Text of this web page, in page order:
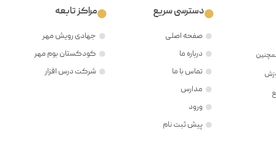
دسترسی سریع
صفحه اصلی
درباره ما
تماس با ما
مدارس
ورود
پیش ثبت نام
مراکز تابعه
جهادی رویش مهر
کودکستان بوم مهر
شرکت درس افزار